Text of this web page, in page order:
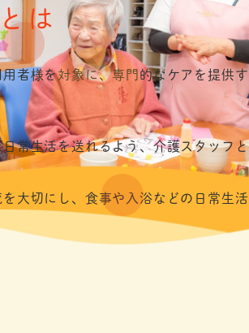
は
者様を対象に、専門的なケアを提供す
常生活を送れるよう、介護スタッフ
大切にし、食事や入浴などの日常生活